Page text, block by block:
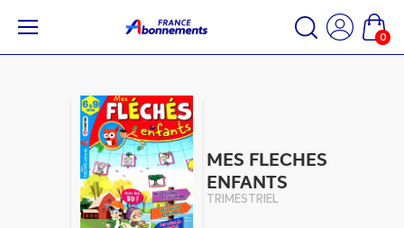
0
MES FLECHES
ENFANTS
TRIMESTRIEL